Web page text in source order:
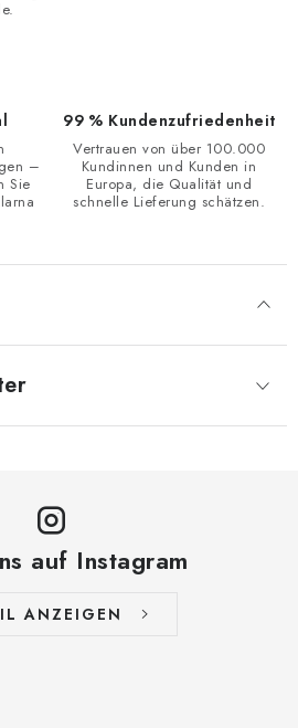
–
Sie
99 % Kundenzufriedenheit
Vertrauen von über 100.000
Kundinnen und Kunden in
Europa, die Qualität und
schnelle Lieferung schätzen.
auf Instagram
ANZEIGEN